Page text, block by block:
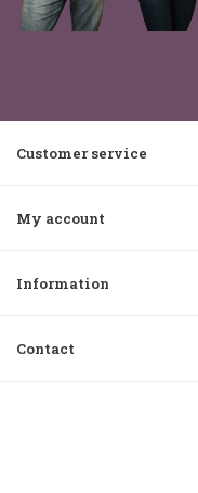
Customer service
My account
Information
Contact